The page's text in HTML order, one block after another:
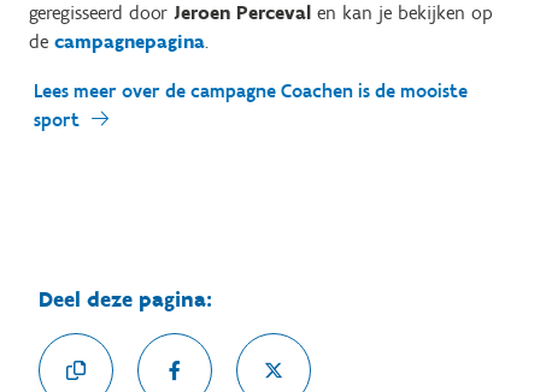
geregisseerd door Jeroen Perceval en kan je bekijken op
de campagnepagina.
Lees meer over de campagne Coachen is de mooiste
sport
Deel deze pagina: